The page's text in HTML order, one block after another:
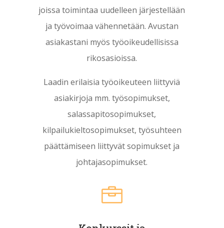
joissa toimintaa uudelleen järjestellään
ja työvoimaa vähennetään. Avustan
asiakastani myös työoikeudellisissa
rikosasioissa.
Laadin erilaisia työoikeuteen liittyviä
asiakirjoja mm. työsopimukset,
salassapitosopimukset,
kilpailukieltosopimukset, työsuhteen
päättämiseen liittyvät sopimukset ja
johtajasopimukset.
